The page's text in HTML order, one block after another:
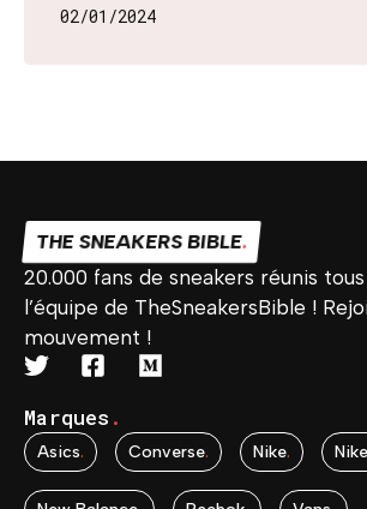
02/01/2024
THE SNEAKERS BIBLE.
20.000 fans de sneakers réunis
l’équipe de TheSneakersBible !
mouvement !
Marques .
Asics. Converse. Nike.